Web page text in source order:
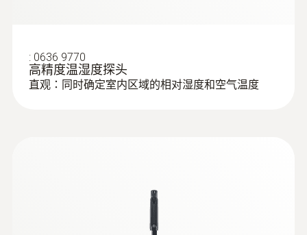
: 0636 9770
高精度温湿度探头
直观：同时确定室内区域的相对湿度和空气温度